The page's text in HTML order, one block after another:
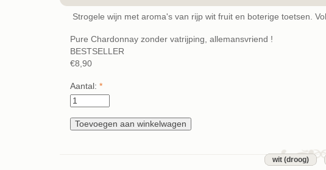
Strogele wijn met aroma's van rijp wit fruit en boterige toetsen.
Pure Chardonnay zonder vatrijping, allemansvriend !
BESTSELLER
€8,90
Aantal: *
wit (droog)